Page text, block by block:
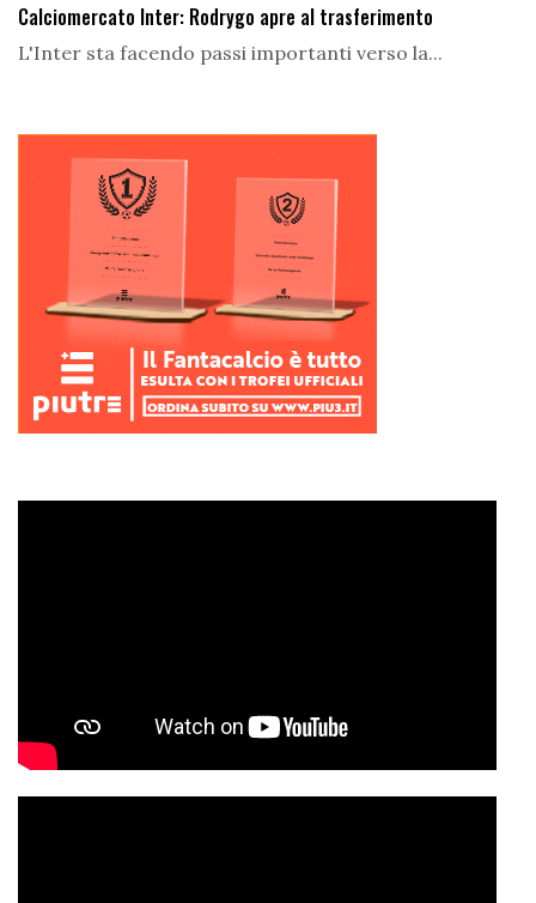
Calciomercato Inter: Rodrygo apre al trasferimento
L'Inter sta facendo passi importanti verso la...